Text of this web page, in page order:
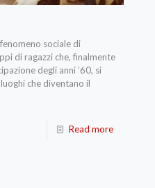
sociale di
di ragazzi che, finalmente
degli anni ’60, si
che diventano il
Read more